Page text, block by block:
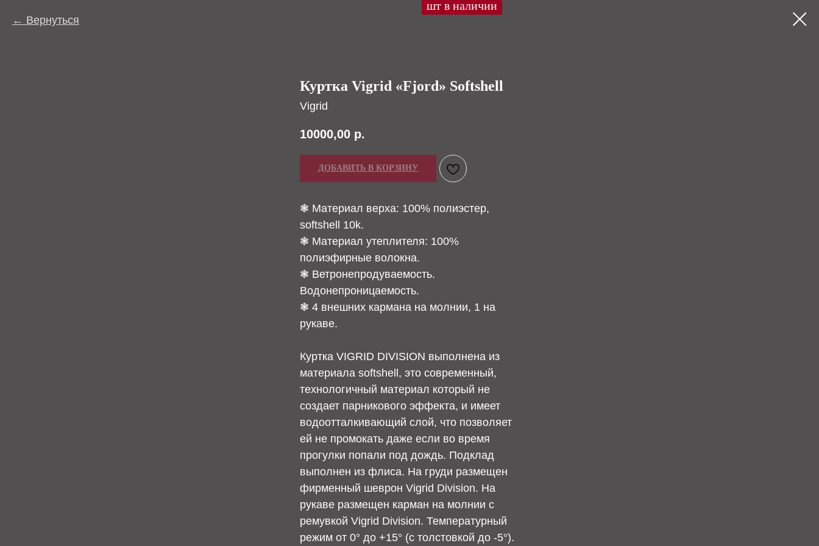
Вернуться
Куртка Vigrid «Fjord» Softshell
Vigrid
10000,00 р.
ДОБАВИТЬ В КОРЗИНУ
❃ Материал верха: 100% полиэстер,
softshell 10k.
❃ Материал утеплителя: 100%
полиэфирные волокна.
❃ Ветронепродуваемость.
Водонепроницаемость.
❃ 4 внешних кармана на молнии, 1 на
рукаве.
Куртка VIGRID DIVISION выполнена из
материала softshell, это современный,
технологичный материал который не
создает парникового эффекта, и имеет
водоотталкивающий слой, что позволяет
ей не промокать даже если во время
прогулки попали под дождь. Подклад
выполнен из флиса. На груди размещен
фирменный шеврон Vigrid Division. На
рукаве размещен карман на молнии с
ремувкой Vigrid Division. Температурный
режим от 0° до +15° (с толстовкой до -5°).